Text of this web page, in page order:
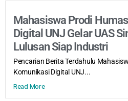
Mahasiswa Prodi
Digital UNJ Gelar UAS
Lulusan Siap Industri
Pencarian Berita Terdahulu
Komunikasi Digital UNJ...
Read More